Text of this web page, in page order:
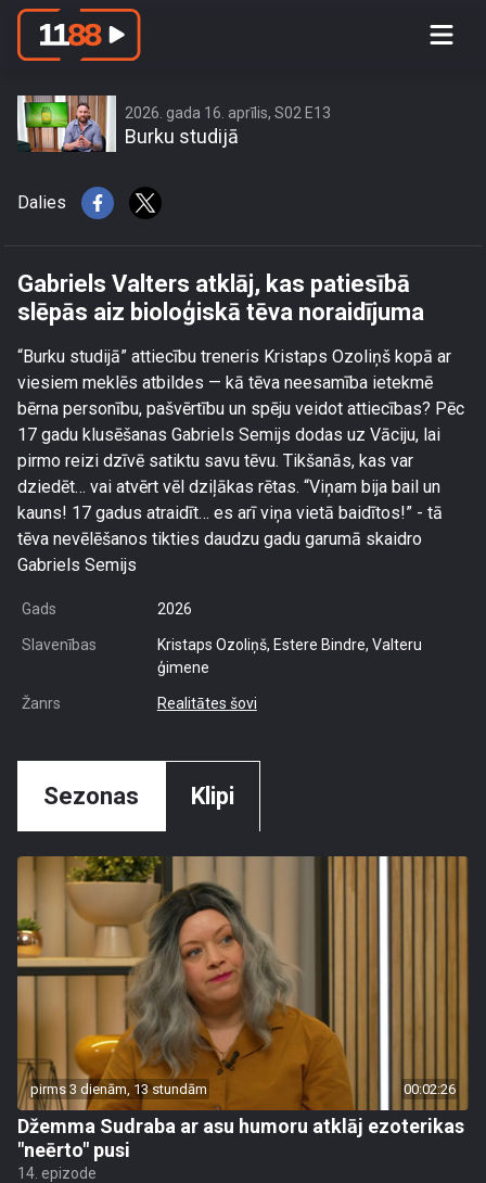
Gabriels Valters atklāj, kas patiesībā
2026. gada 16. aprīlis, S02 E13
Burku studijā
Dalies
Gabriels Valters atklāj, kas patiesībā
slēpās aiz bioloģiskā tēva noraidījuma
“Burku studijā” attiecību treneris Kristaps Ozoliņš kopā ar
viesiem meklēs atbildes — kā tēva neesamība ietekmē
bērna personību, pašvērtību un spēju veidot attiecības? Pēc
17 gadu klusēšanas Gabriels Semijs dodas uz Vāciju, lai
pirmo reizi dzīvē satiktu savu tēvu. Tikšanās, kas var
dziedēt… vai atvērt vēl dziļākas rētas. “Viņam bija bail un
kauns! 17 gadus atraidīt… es arī viņa vietā baidītos!” - tā
tēva nevēlēšanos tikties daudzu gadu garumā skaidro
Gabriels Semijs
Gads 2026
Slavenības
Kristaps Ozoliņš, Estere Bindre, Valteru
ģimene
Žanrs Realitātes šovi
Sezonas Klipi
pirms 3 dienām, 13 stundām 00:02:26
Džemma Sudraba ar asu humoru atklāj ezoterikas
"neērto" pusi
14. epizode